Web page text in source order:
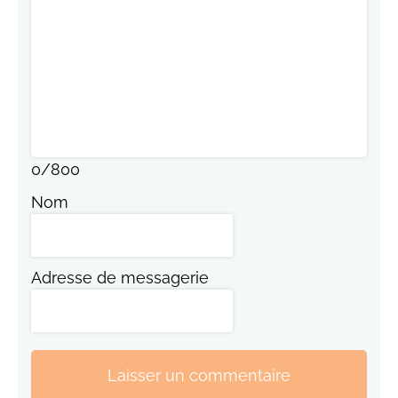
0/800
Nom
Adresse de messagerie
Laisser un commentaire